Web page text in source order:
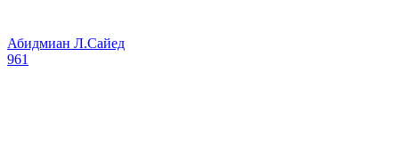
Абидмиан Л.Сайед
961